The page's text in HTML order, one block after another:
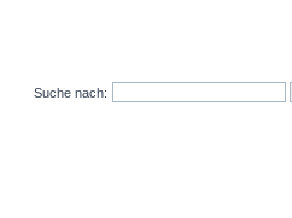
Suche nach: